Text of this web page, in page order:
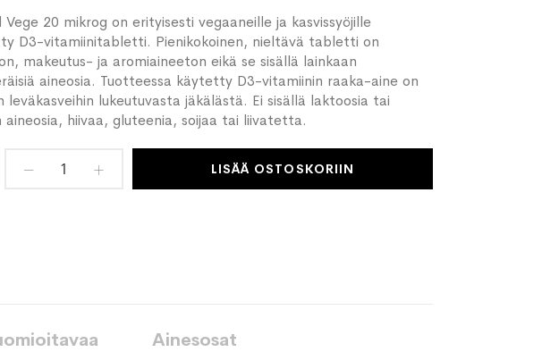
Vege 20 mikrog on erityisesti vegaaneille ja kasvissyöjille
D3-vitamiinitabletti. Pienikokoinen, nieltävä tabletti on
makeutus- ja aromiaineeton eikä se sisällä lainkaan
aineosia. Tuotteessa käytetty D3-vitamiinin raaka-aine on
leväkasveihin lukeutuvasta jäkälästä. Ei sisällä laktoosia tai
aineosia, hiivaa, gluteenia, soijaa tai liivatetta.
LISÄÄ OSTOSKORIIN
Ainesosat